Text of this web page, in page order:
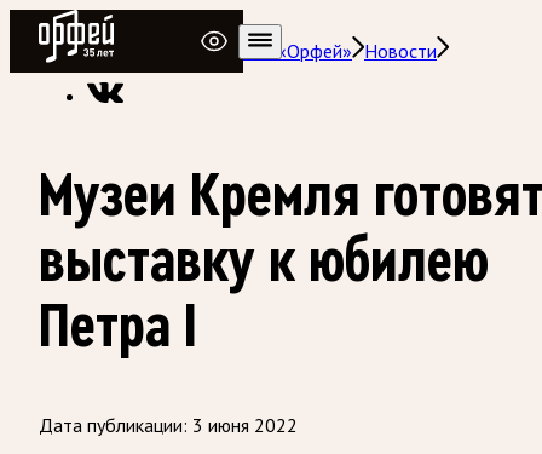
Радио Орфей
Радио классической музыки «Орфей» Новости
Музеи Кремля
выставку к юбилею
Петра I
Дата публикации: 3 июня 2022